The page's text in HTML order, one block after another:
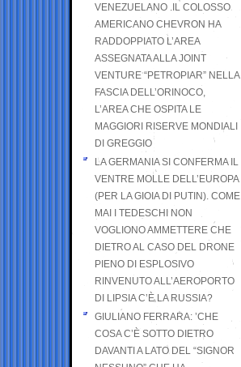
VENEZUELANO .IL COLOSSO
AMERICANO CHEVRON HA
RADDOPPIATO L’AREA
ASSEGNATA ALLA JOINT
VENTURE “PETROPIAR” NELLA
FASCIA DELL’ORINOCO,
L’AREA CHE OSPITA LE
MAGGIORI RISERVE MONDIALI
DI GREGGIO
LA GERMANIA SI CONFERMA IL
VENTRE MOLLE DELL’EUROPA
(PER LA GIOIA DI PUTIN). COME
MAI I TEDESCHI NON
VOGLIONO AMMETTERE CHE
DIETRO AL CASO DEL DRONE
PIENO DI ESPLOSIVO
RINVENUTO ALL’AEROPORTO
DI LIPSIA C’È LA RUSSIA?
GIULIANO FERRARA: ’CHE
COSA C’È SOTTO DIETRO
DAVANTI A LATO DEL “SIGNOR